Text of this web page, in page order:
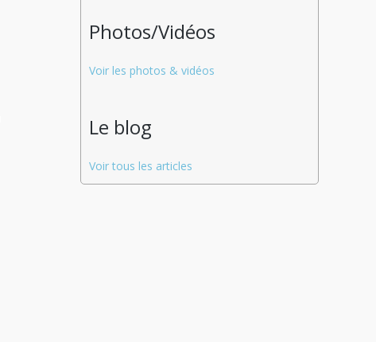
Photos/Vidéos
Voir les photos & vidéos
Le blog
Voir tous les articles